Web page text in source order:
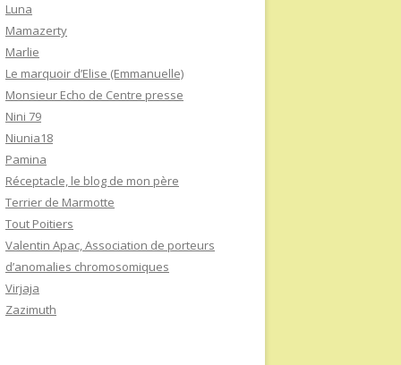
Luna
Mamazerty
Marlie
Le marquoir d’Elise (Emmanuelle)
Monsieur Echo de Centre presse
Nini 79
Niunia18
Pamina
Réceptacle, le blog de mon père
Terrier de Marmotte
Tout Poitiers
Valentin Apac, Association de porteurs
d’anomalies chromosomiques
Virjaja
Zazimuth